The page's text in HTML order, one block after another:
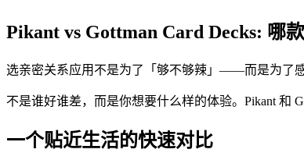
Pikant vs Gottman Card Decks: 哪
选亲密关系应用不是为了「够不够辣」——而是为了
不是谁好谁差，而是你想要什么样的体验。Pikant 和
一个贴近生活的快速对比